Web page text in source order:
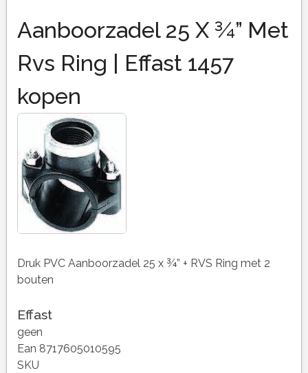
Aanboorzadel 25 X ¾” Met
Rvs Ring | Effast 1457
kopen
Druk PVC Aanboorzadel 25 x ¾” + RVS Ring met 2
bouten
Effast
geen
Ean 8717605010595
SKU